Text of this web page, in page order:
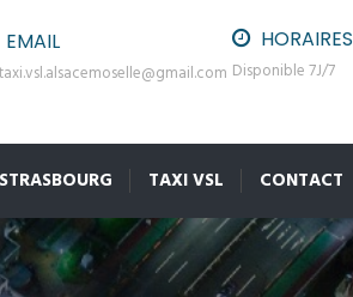
EMAIL HORAIRES
Disponible 7J/7
TAXI VSL CONTACT